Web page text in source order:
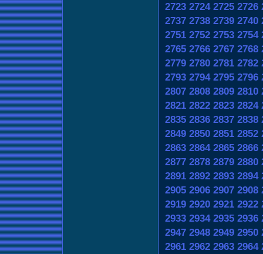
2723 2724 2725 2726
2737 2738 2739 2740
2751 2752 2753 2754
2765 2766 2767 2768
2779 2780 2781 2782
2793 2794 2795 2796
2807 2808 2809 2810
2821 2822 2823 2824
2835 2836 2837 2838
2849 2850 2851 2852
2863 2864 2865 2866
2877 2878 2879 2880
2891 2892 2893 2894
2905 2906 2907 2908
2919 2920 2921 2922
2933 2934 2935 2936
2947 2948 2949 2950
2961 2962 2963 2964